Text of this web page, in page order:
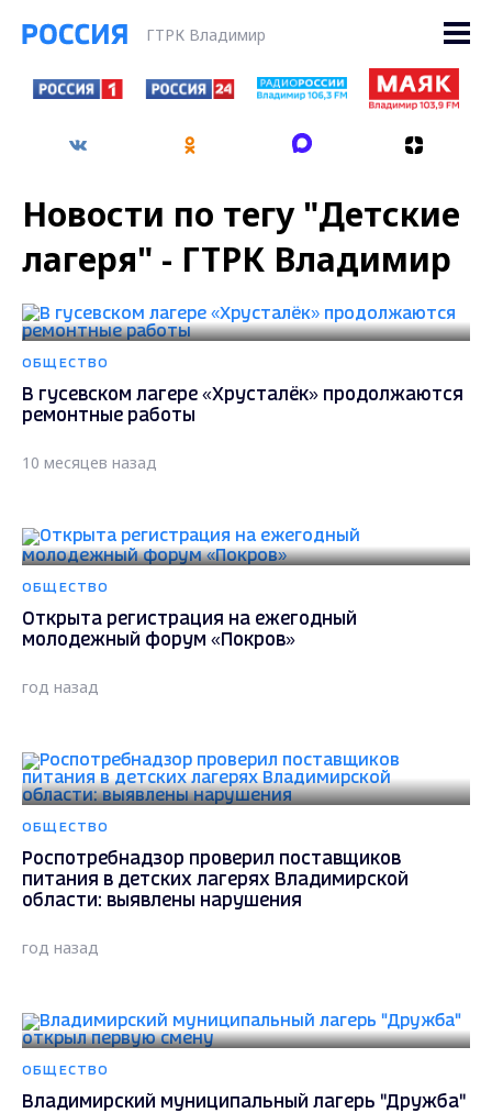
ГТРК Владимир
Новости по тегу "Детские
лагеря" - ГТРК Владимир
ОБЩЕСТВО
В гусевском лагере «Хрусталёк» продолжаются
ремонтные работы
10 месяцев назад
ОБЩЕСТВО
Открыта регистрация на ежегодный
молодежный форум «Покров»
год назад
ОБЩЕСТВО
Роспотребнадзор проверил поставщиков
питания в детских лагерях Владимирской
области: выявлены нарушения
год назад
ОБЩЕСТВО
Владимирский муниципальный лагерь "Дружба"